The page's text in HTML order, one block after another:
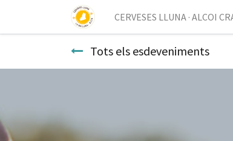
CERVESES LLUNA · ALCOI
Tots els esdeveniments